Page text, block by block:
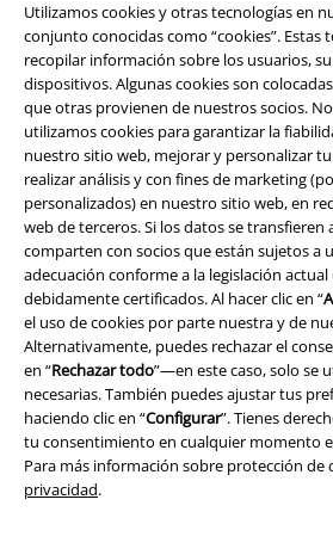
Utilizamos cookies y otras tecnologías en
conjunto conocidas como “cookies”. Estas
recopilar información sobre los usuarios,
dispositivos. Algunas cookies son
que otras provienen de nuestros socios.
utilizamos cookies para garantizar la
nuestro sitio web, mejorar y personalizar
realizar análisis y con fines de marketing
personalizados) en nuestro sitio web, en
web de terceros. Si los datos se transfieren
comparten con socios que están sujetos a
adecuación conforme a la legislación actual
debidamente certificados. Al hacer clic en “
el uso de cookies por parte nuestra y de
Alternativamente, puedes rechazar el
en “Rechazar todo”—en este caso, solo se
necesarias. También puedes ajustar tus
haciendo clic en “Configurar”. Tienes
tu consentimiento en cualquier momento
Para más información sobre protección de
privacidad.
Tops: rápidos y fáciles de combinar
¿Completamente relajado o más bien chic y
puedes combinar libremente un top de
tienes que ceñirte a estrictas reglas de moda.
combinación de la camisa con un pantalón
de bien para hombres y mujeres, porque
casual y relajado.
Como mujer, también puedes optar por una
más chic. Solo tienes que ponerte un par de
cómodas o incluso unos zapatos de tacón
extraordinario estará listo.
Los chicos, por otro lado, se limitan por
y jeans. Estos son cómodos y se ven bien.
puedes prescindir de una sudadera con
cárdigan. Solo asegúrate de que siempre
debajo, porque esa es la única forma en que
Pero hay una cosa que no debes olvidar en